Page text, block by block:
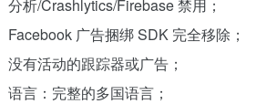
分析/Crashlytics/Firebase 禁用；
Facebook 广告捆绑 SDK 完全移除；
没有活动的跟踪器或广告；
语言：完整的多国语言；